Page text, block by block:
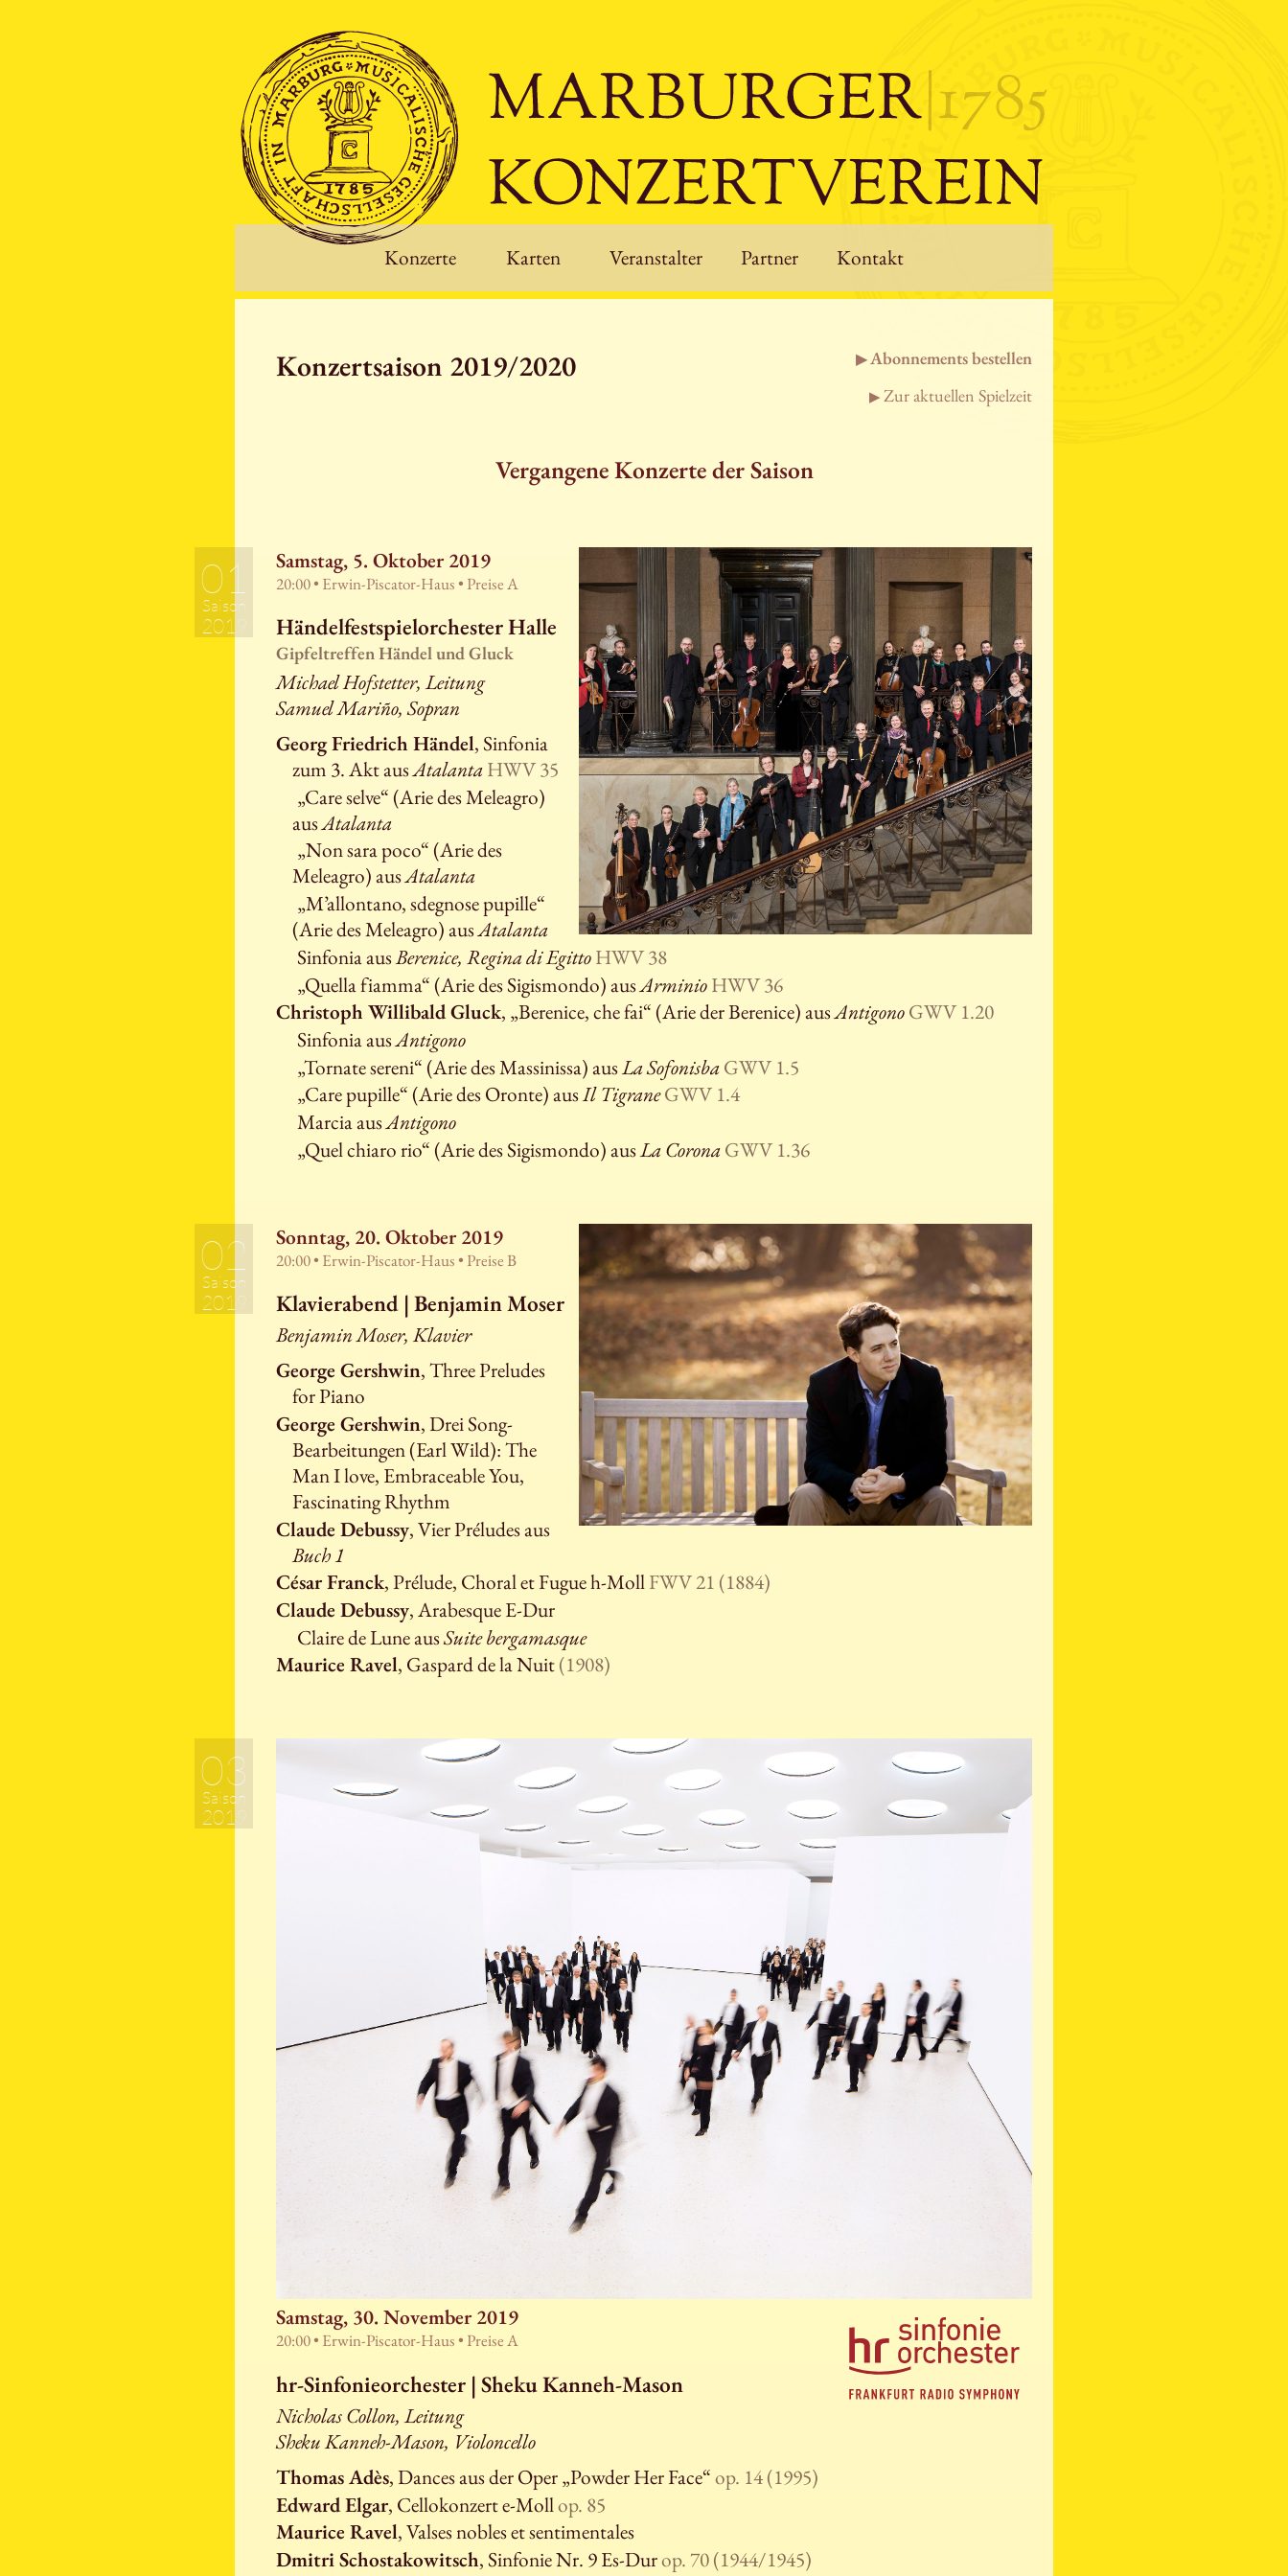
Konzerte Karten Veranstalter Partner Kontakt
Konzertsaison 2019/2020
Abonnements bestellen
Zur aktuellen Spielzeit
Vergangene Konzerte der Saison
01
Saison
2019
Samstag, 5. Oktober 2019
20:00 • Erwin-Piscator-Haus •Preise A
Händelfestspielorchester Halle
Gipfeltreffen Händel und Gluck
Michael Hofstetter, Leitung
Samuel Mariño, Sopran
Georg Friedrich Händel, Sinfonia
zum 3. Akt ausAtalantaHWV 35
„Care selve“ (Arie des Meleagro)
ausAtalanta
„Non sara poco“ (Arie des
Meleagro) ausAtalanta
„M’allontano, sdegnose pupille“
(Arie des Meleagro) ausAtalanta
Sinfonia ausBerenice, Regina di EgittoHWV 38
„Quella fiamma“ (Arie des Sigismondo) ausArminioHWV 36
Christoph Willibald Gluck, „Berenice, che fai“ (Arie der Berenice) ausAntigonoGWV 1.20
Sinfonia ausAntigono
„Tornate sereni“ (Arie des Massinissa) ausLa SofonisbaGWV 1.5
„Care pupille“ (Arie des Oronte) ausIl TigraneGWV 1.4
Marcia ausAntigono
„Quel chiaro rio“ (Arie des Sigismondo) ausLa CoronaGWV 1.36
02
Saison
2019
Sonntag, 20. Oktober 2019
20:00 • Erwin-Piscator-Haus •Preise B
Klavierabend | Benjamin Moser
Benjamin Moser, Klavier
George Gershwin, Three Preludes
for Piano
George Gershwin, Drei Song-
Bearbeitungen (Earl Wild): The
Man I love, Embraceable You,
Fascinating Rhythm
Claude Debussy, Vier Préludes aus
Buch 1
César Franck, Prélude, Choral et Fugue h-MollFWV 21 (1884)
Claude Debussy, Arabesque E-Dur
Claire de Lune ausSuite bergamasque
Maurice Ravel, Gaspard de la Nuit(1908)
03
Saison
2019
Samstag, 30. November 2019
20:00 • Erwin-Piscator-Haus •Preise A
hr-Sinfonieorchester | Sheku Kanneh-Mason
Nicholas Collon, Leitung
Sheku Kanneh-Mason, Violoncello
Thomas Adès, Dances aus der Oper „Powder Her Face“op. 14 (1995)
Edward Elgar, Cellokonzert e-Mollop. 85
Maurice Ravel, Valses nobles et sentimentales
Dmitri Schostakowitsch, Sinfonie Nr. 9 Es-Durop. 70 (1944/1945)